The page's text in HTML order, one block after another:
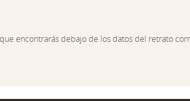
que encontrarás debajo de los datos del retrato